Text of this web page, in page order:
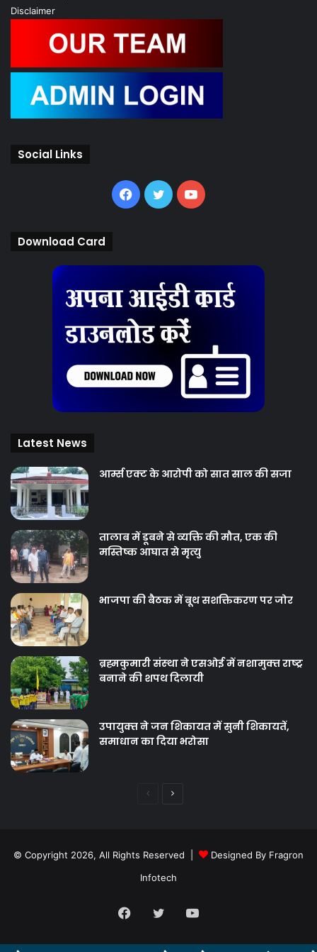
Disclaimer
Social Links
Facebook
TwitterYouTube
Download Card
Latest News
आर्म्स एक्ट के आरोपी को सात साल की सजा
तालाब में डूबने से व्यक्ति की मौत, एक की
मस्तिष्क आघात से मृत्यु
भाजपा की बैठक में बूथ सशक्तिकरण पर जोर
ब्रह्मकुमारी संस्‍था ने एसओई में नशामुक्‍त राष्‍ट्र
बनाने की शपथ दिलायी
उपायुक्‍त ने जन शिकायत में सुनी शिकायतें,
समाधान का दिया भरोसा
PreviousNext
© Copyright 2026, All Rights Reserved |
Designed By Fragron
Infotech
Facebook
TwitterYouTube